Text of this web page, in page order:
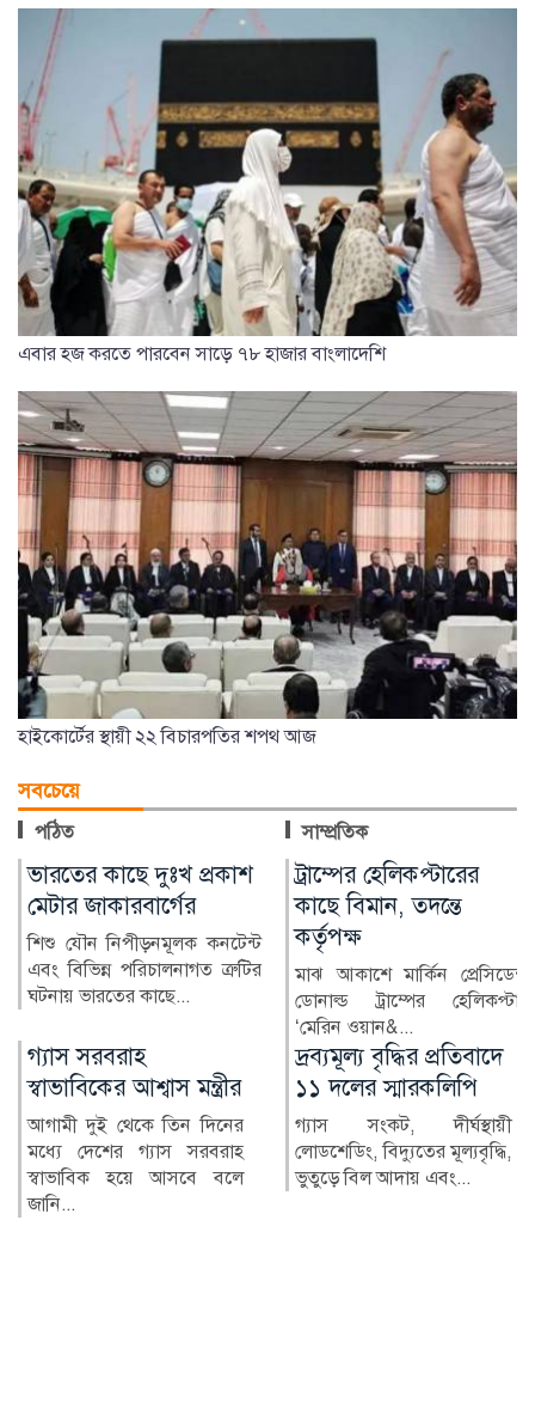
এবার হজ করতে পারবেন সাড়ে ৭৮ হাজার বাংলাদেশি
হাইকোর্টের স্থায়ী ২২ বিচারপতির শপথ আজ
সবচেয়ে
পঠিত সাম্প্রতিক
ট্রাম্পের হেলিকপ্টারের
কাছে বিমান, তদন্তে
কর্তৃপক্ষ
মাঝ আকাশে মার্কিন প্রেসিডেন্ট
ডোনাল্ড ট্রাম্পের হেলিকপ্টার
ভারতীয় তরুণীর
জামালপুরে যুবক গ্রেপ্তার
ভারতীয় এক তরুণীর
অনলাইনে প্রেমের সম্পর্ক গড়ে
ব্যক্তিগত ছবি ও ভিডিও...
দ্রব্যমূল্য বৃদ্ধির প্রতিবাদে
১১ দলের স্মারকলিপি
গ্যাস সংকট, দীর্ঘস্থায়ী
লোডশেডিং, বিদ্যুতের মূল্যবৃদ্ধি,
ভুতুড়ে বিল আদায় এবং...
২৪ ঘণ্টায় হামে আক্রান্ত
৮১৮, মৃত্যু ৬
দেশে গত ২৪ ঘণ্টায়
উপসর্গ নিয়ে আরও ৬
মৃত্যু হয়েছে। একই সময়ে